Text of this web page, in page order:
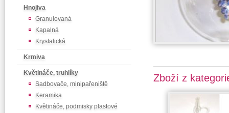
Hnojiva
Granulovaná
Kapalná
Krystalická
Krmiva
Květináče, truhlíky
Sadbovače, minipařeniště
Keramika
Květináče, podmisky plastové
Zboží z